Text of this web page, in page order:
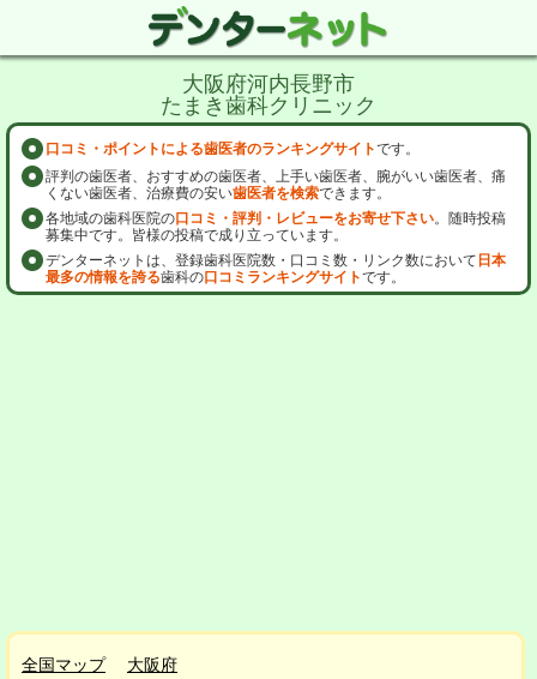
大阪府河内長野市
たまき歯科クリニック
口コミ・ポイントによる歯医者のランキングサイトです。
評判の歯医者、おすすめの歯医者、上手い歯医者、腕がいい歯医者、痛
くない歯医者、治療費の安い歯医者を検索できます。
各地域の歯科医院の口コミ・評判・レビューをお寄せ下さい。随時投稿
募集中です。皆様の投稿で成り立っています。
デンターネットは、登録歯科医院数・口コミ数・リンク数において 日本
最多の情報を誇る歯科の口コミランキングサイトです。
全国マップ
大阪府